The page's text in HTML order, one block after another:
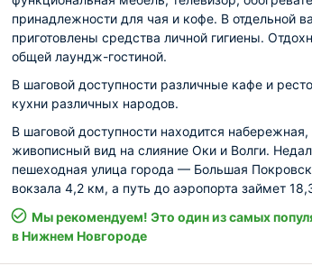
принадлежности для чая и кофе. В отдельной
приготовлены средства личной гигиены.
общей лаундж-гостиной.
В шаговой доступности различные кафе и
кухни различных народов.
В шаговой доступности находится
живописный вид на слияние Оки и Волги.
пешеходная улица города — Большая
вокзала 4,2 км, а путь до аэропорта займет
Мы рекомендуем! Это один из самых
в Нижнем Новгороде